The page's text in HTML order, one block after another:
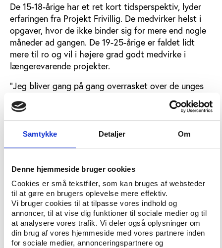
Samtykke Detaljer Om
Denne hjemmeside bruger cookies
Cookies er små tekstfiler, som kan bruges af websteder
til at gøre en brugers oplevelse mere effektiv.
Vi bruger cookies til at tilpasse vores indhold og
annoncer, til at vise dig funktioner til sociale medier og til
at analysere vores trafik. Vi deler også oplysninger om
din brug af vores hjemmeside med vores partnere inden
for sociale medier, annonceringspartnere og
De 15-18-årige har et ret kort tidsperspektiv, lyder
erfaringen fra Projekt Frivillig. De medvirker helst i
opgaver, hvor de ikke binder sig for mere end nogle
måneder ad gangen. De 19-25-årige er faldet lidt
mere til ro og vil i højere grad godt medvirke i
længerevarende projekter.
”Jeg bliver gang på gang overrasket over de unges
valg af opgaver. Nogle vil være vågekoner hos
døende, arbejde med tunge klienter hos Blå Kors
eller arbejde med flygtningebørn. De er orienterede
hen imod de valg, de skal træffe senere om
uddannelse og job, og de vil gerne kunne bruge
Skov Nielsen.
Det lange, seje træk med udvalgs- og
bestyrelsesarbejde varetages ofte af lidt ældre
frivillige, og i store foreninger og landsorganisationer
er mange opgaver lagt over på ansat personale. Det
sker altså en professionalisering.